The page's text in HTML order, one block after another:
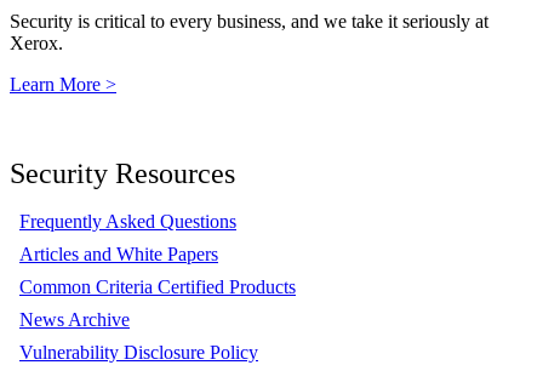
Security is critical to every business, and we take it seriously at
Xerox.
Learn More >
Security Resources
Frequently Asked Questions
Articles and White Papers
Common Criteria Certified Products
News Archive
Vulnerability Disclosure Policy